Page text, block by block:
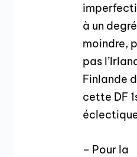
à un degré
moindre,
pas
Finlande
cette DF
– Pour la